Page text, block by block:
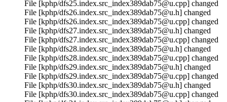
File [kphp/dfs25.index.src_index389dab75@u.cpp] changed
File [kphp/dfs26.index.src_index389dab75@u.h] changed
File [kphp/dfs26.index.src_index389dab75@u.cpp] changed
File [kphp/dfs27.index.src_index389dab75@u.h] changed
File [kphp/dfs27.index.src_index389dab75@u.cpp] changed
File [kphp/dfs28.index.src_index389dab75@u.h] changed
File [kphp/dfs28.index.src_index389dab75@u.cpp] changed
File [kphp/dfs29.index.src_index389dab75@u.h] changed
File [kphp/dfs29.index.src_index389dab75@u.cpp] changed
File [kphp/dfs30.index.src_index389dab75@u.h] changed
File [kphp/dfs30.index.src_index389dab75@u.cpp] changed